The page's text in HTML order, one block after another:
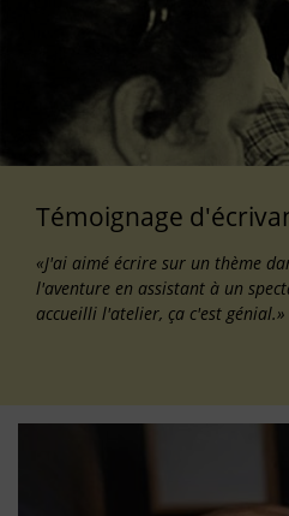
Témoignage
«J'ai aimé écrire sur un thème
l'aventure en assistant à un
accueilli l'atelier, ça c'est génial.»